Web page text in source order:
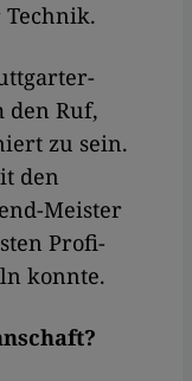
Technik.
den Ruf,
zu sein.
den
Meister
Profi-
konnte.